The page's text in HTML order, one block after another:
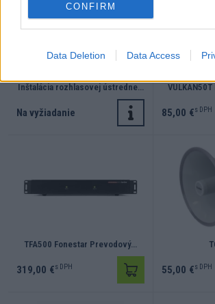
CONFIRM
Data Deletion Data Access
Inštalácia rozhlasovej ústredne…
Na vyžiadanie 85,00 €s DPH
TFA500 Fonestar Prevodový…
319,00 €s DPH 55,00 €s DPH